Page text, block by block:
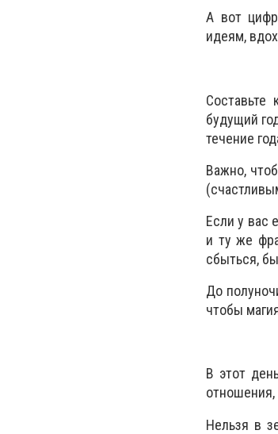
А вот
идеям,
Составьте
будущий
течение
Важно,
Если у вас
и ту же
сбыться,
До
чтобы
В этот
отношения,
Нельзя в